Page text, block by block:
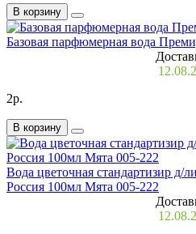
В корзину
Базовая парфюмерная вода
2р.
В корзину
Вода цветочная стандартизир д/
Россия 100мл Мята 005-222